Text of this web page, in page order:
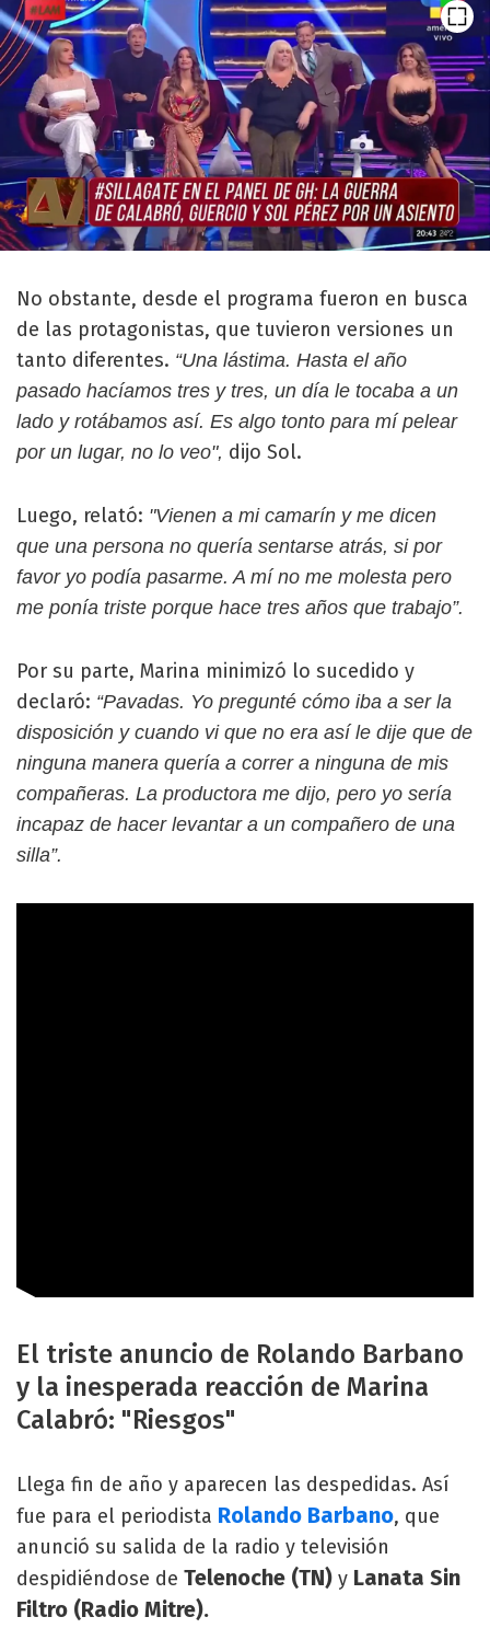
No obstante, desde el programa fueron en busca
de las protagonistas, que tuvieron versiones un
tanto diferentes. “Una lástima. Hasta el año
pasado hacíamos tres y tres, un día le tocaba a un
lado y rotábamos así. Es algo tonto para mí pelear
por un lugar, no lo veo", dijo Sol.
Luego, relató: "Vienen a mi camarín y me dicen
que una persona no quería sentarse atrás, si por
favor yo podía pasarme. A mí no me molesta pero
me ponía triste porque hace tres años que trabajo”.
Por su parte, Marina minimizó lo sucedido y
declaró: “Pavadas. Yo pregunté cómo iba a ser la
disposición y cuando vi que no era así le dije que de
ninguna manera quería a correr a ninguna de mis
compañeras. La productora me dijo, pero yo sería
incapaz de hacer levantar a un compañero de una
silla”.
El triste anuncio de Rolando Barbano
y la inesperada reacción de Marina
Calabró: "Riesgos"
Llega fin de año y aparecen las despedidas. Así
fue para el periodista Rolando Barbano, que
anunció su salida de la radio y televisión
despidiéndose de Telenoche (TN) y Lanata Sin
Filtro (Radio Mitre).